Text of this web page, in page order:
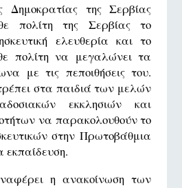
της Σερβίας
πολίτη της Σερβίας το
ελευθερία και το
πολίτη να μεγαλώνει τα
με τις πεποιθήσεις του.
στα παιδιά των μελών
εκκλησιών και
να παρακολουθούν το
στην Πρωτοβάθμια
εκπαίδευση.
η ανακοίνωση των